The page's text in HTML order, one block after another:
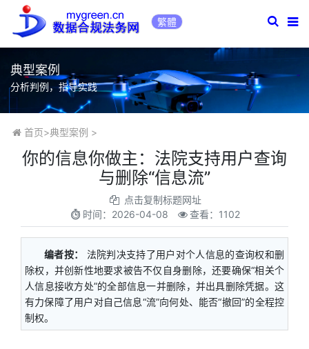
繁體
典型案例
分析判例，指导实践
首页>典型案例 >
你的信息你做主：法院支持用户查询
与删除“信息流”
点击复制标题网址
时间： 2026-04-08 查看：1102
编者按：
法院判决支持了用户对个人信息的查询权和删
除权，并创新性地要求被告不仅自身删除，还要确保“相关个
人信息接收方处”的全部信息一并删除，并出具删除凭据。这
有力保障了用户对自己信息“流”向何处、能否“撤回”的全程控
制权。